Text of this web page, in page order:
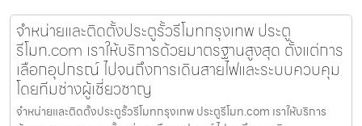
จำหน่ายและติดตั้งประตูรั้วรีโมทกรุงเทพ ประตู
รีโมท.com เราให้บริการด้วยมาตรฐานสูงสุด ตั้งแต่การ
เลือกอุปกรณ์ ไปจนถึงการเดินสายไฟและระบบควบคุม
โดยทีมช่างผู้เชี่ยวชาญ
จำหน่ายและติดตั้งประตูรั้วรีโมทกรุงเทพ ประตูรีโมท.com เราให้บริการ